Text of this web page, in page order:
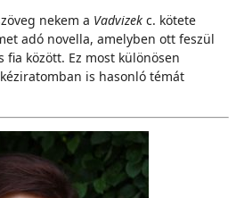
nekem a Vadvizek c. kötete
adó novella, amelyben ott feszül
között. Ez most különösen
is hasonló témát